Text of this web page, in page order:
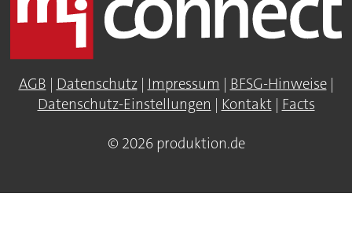
AGB | Datenschutz| Impressum | BFSG-Hinweise|
Datenschutz-Einstellungen | Kontakt| Facts
© 2026 produktion.de